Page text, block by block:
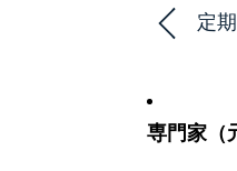
定
専門家（